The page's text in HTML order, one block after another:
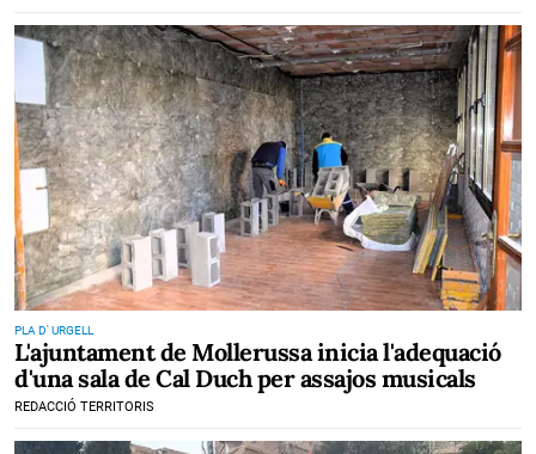
PLA D' URGELL
L'ajuntament de Mollerussa inicia l'adequació
d'una sala de Cal Duch per assajos musicals
REDACCIÓ TERRITORIS